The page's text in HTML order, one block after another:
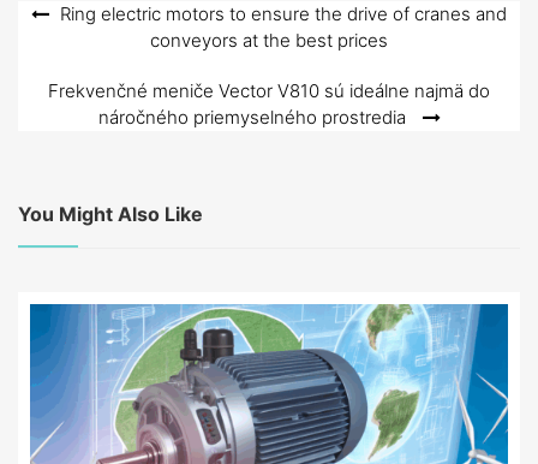
Navigace
příspěvek
Ring electric motors to ensure the drive of cranes and
conveyors at the best prices
Frekvenčné meniče Vector V810 sú ideálne najmä do
náročného priemyselného prostredia
You Might Also Like